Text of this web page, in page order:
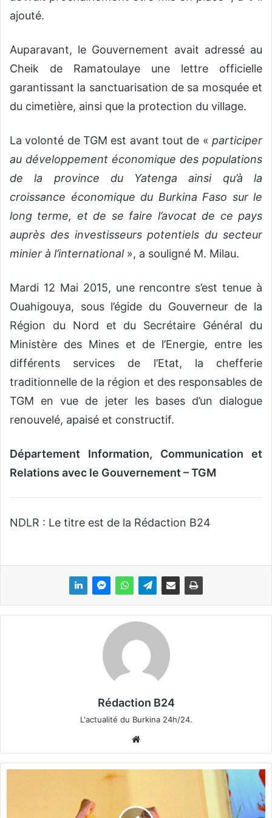
ajouté.
Auparavant, le Gouvernement avait adressé au
Cheik de Ramatoulaye une lettre officielle
garantissant la sanctuarisation de sa mosquée et
du cimetière, ainsi que la protection du village.
La volonté de TGM est avant tout de « participer
au développement économique des populations
de la province du Yatenga ainsi qu’à la
croissance économique du Burkina Faso sur le
long terme, et de se faire l’avocat de ce pays
auprès des investisseurs potentiels du secteur
minier à l’international », a souligné M. Milau.
Mardi 12 Mai 2015, une rencontre s’est tenue à
Ouahigouya, sous l’égide du Gouverneur de la
Région du Nord et du Secrétaire Général du
Ministère des Mines et de l’Energie, entre les
différents services de l’Etat, la chefferie
traditionnelle de la région et des responsables de
TGM en vue de jeter les bases d’un dialogue
renouvelé, apaisé et constructif.
Département Information, Communication et
Relations avec le Gouvernement – TGM
NDLR : Le titre est de la Rédaction B24
Rédaction B24
L'actualité du Burkina 24h/24.
bsi
te